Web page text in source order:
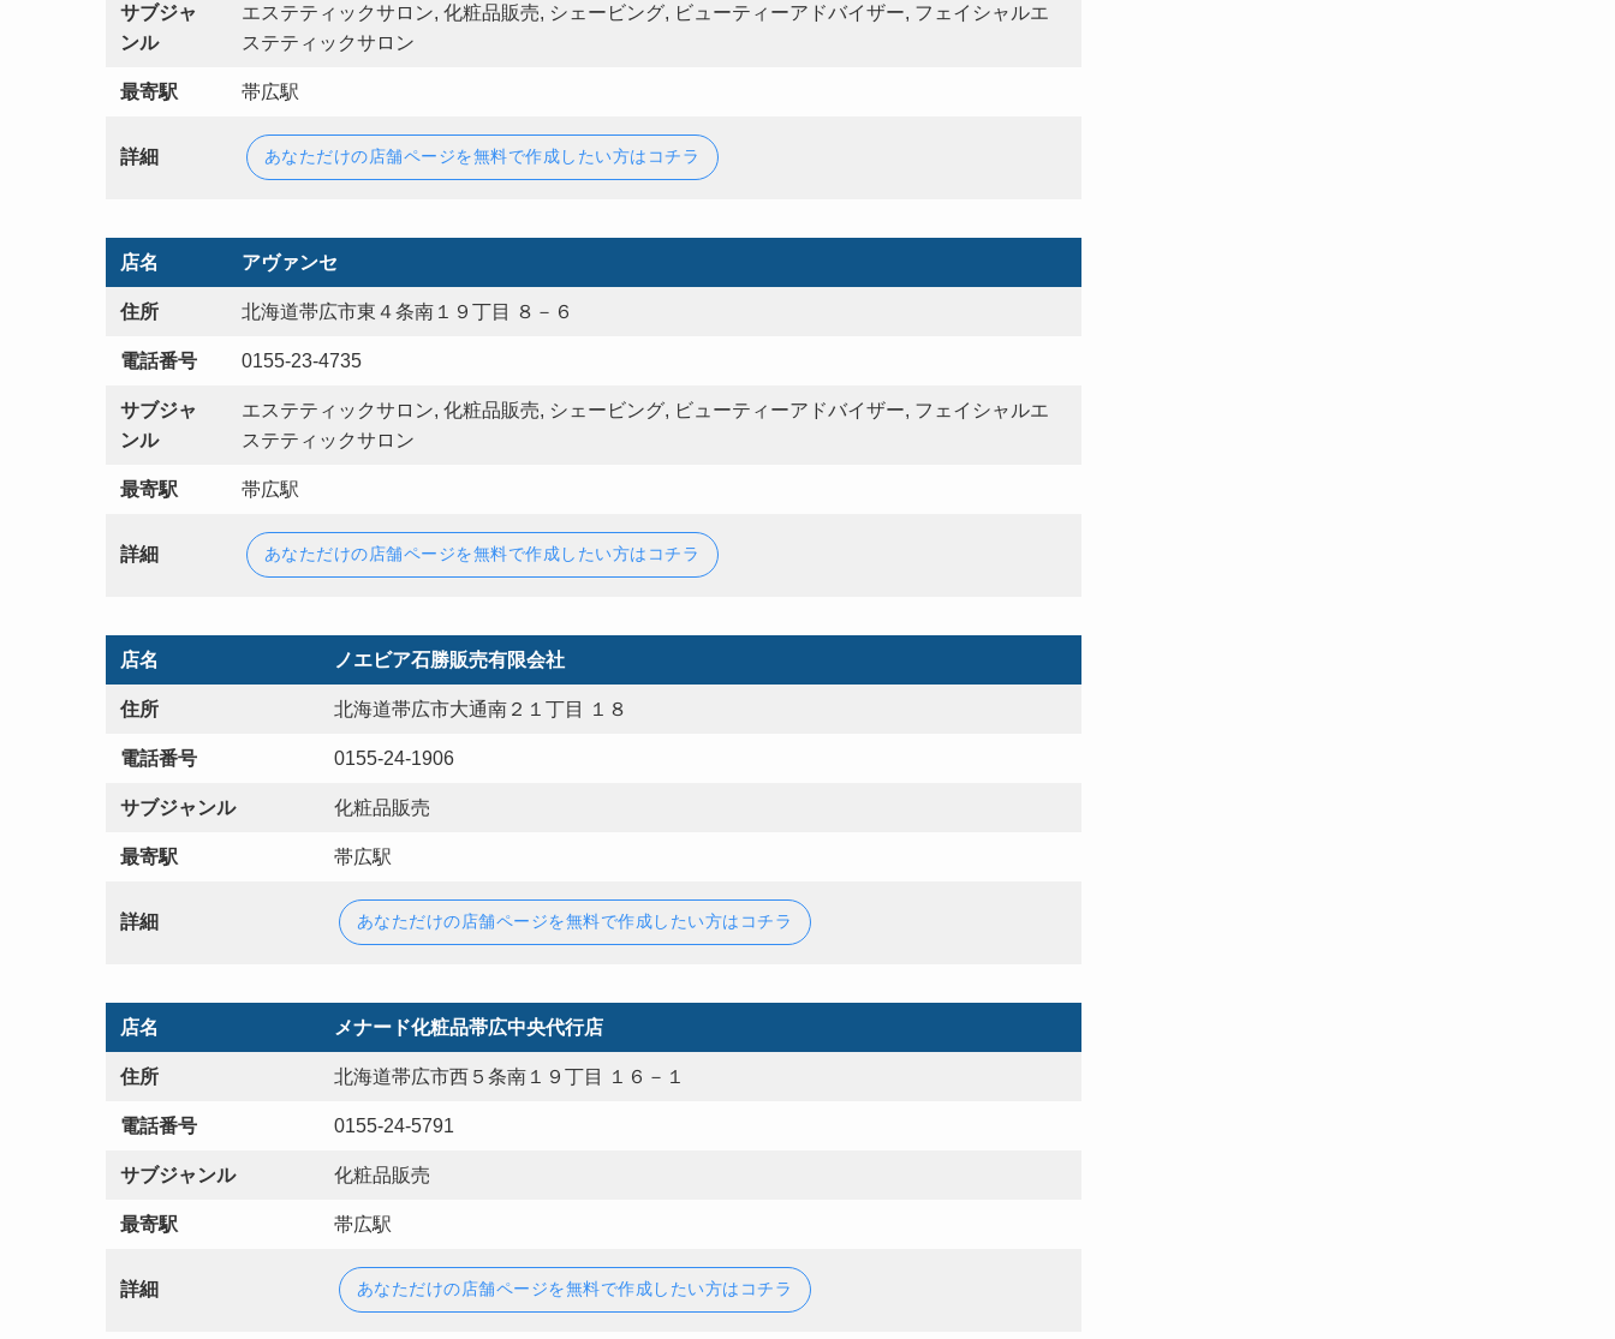
サブジャ
ンル
エステティックサロン, 化粧品販売, シェービング, ビューティーアドバイザー, フェイシャルエ
ステティックサロン
最寄駅 帯広駅
詳細 あなただけの店舗ページを無料で作成したい方はコチラ
店名 アヴァンセ
住所 北海道帯広市東４条南１９丁目 ８－６
電話番号 0155-23-4735
サブジャ
ンル
エステティックサロン, 化粧品販売, シェービング, ビューティーアドバイザー, フェイシャルエ
ステティックサロン
最寄駅 帯広駅
詳細 あなただけの店舗ページを無料で作成したい方はコチラ
店名 ノエビア石勝販売有限会社
住所 北海道帯広市大通南２１丁目 １８
電話番号 0155-24-1906
サブジャンル 化粧品販売
最寄駅 帯広駅
詳細 あなただけの店舗ページを無料で作成したい方はコチラ
店名 メナード化粧品帯広中央代行店
住所 北海道帯広市西５条南１９丁目 １６－１
電話番号 0155-24-5791
サブジャンル 化粧品販売
最寄駅 帯広駅
詳細 あなただけの店舗ページを無料で作成したい方はコチラ